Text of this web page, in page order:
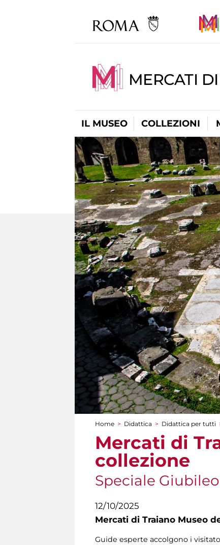
MERCATI
IL MUSEO COLLEZIONI
Tu sei qui
Home > Didattica > Didattica per tutti
Mercati di
collezione
Speciale
12/10/2025
Mercati di Traiano Museo
Guide esperte accolgono i